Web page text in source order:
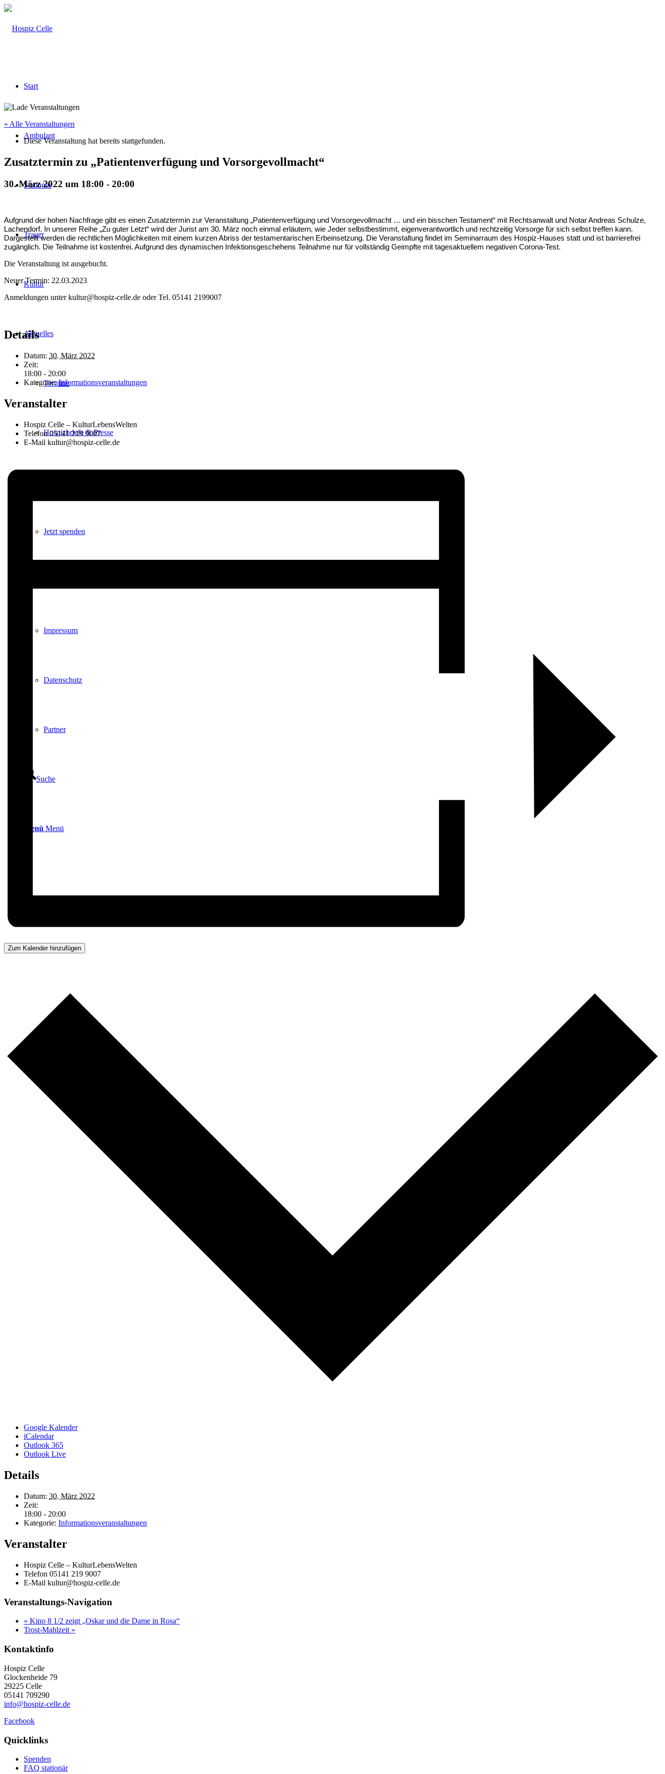
Start
Ambulant
Stationär
Trauer
Kultur
Aktuelles
Termine
Hospizbriefe & Presse
Jetzt spenden
Impressum
Datenschutz
Partner
Suche
Menü Menü
« Alle Veranstaltungen
Diese Veranstaltung hat bereits stattgefunden.
Zusatztermin zu „Patientenverfügung und Vorsorgevollmacht“
30. März 2022 um 18:00 - 20:00
Aufgrund der hohen Nachfrage gibt es einen Zusatztermin zur Veranstaltung „Patientenverfügung und Vorsorgevollmacht … und ein bisschen Testament“ mit Rechtsanwalt und Notar Andreas Schulze,
Lachendorf. In unserer Reihe „Zu guter Letzt“ wird der Jurist am 30. März noch einmal erläutern, wie Jeder selbstbestimmt, eigenverantwortlich und rechtzeitig Vorsorge für sich selbst treffen kann.
Dargestellt werden die rechtlichen Möglichkeiten mit einem kurzen Abriss der testamentarischen Erbeinsetzung. Die Veranstaltung findet im Seminarraum des Hospiz-Hauses statt und ist barrierefrei
zugänglich. Die Teilnahme ist kostenfrei. Aufgrund des dynamischen Infektionsgeschehens Teilnahme nur für vollständig Geimpfte mit tagesaktuellem negativen Corona-Test.
Die Veranstaltung ist ausgebucht.
Neuer Termin: 22.03.2023
Anmeldungen unter kultur@hospiz-celle.de oder Tel. 05141 2199007
Details
Datum: 30. März 2022
Zeit:
18:00 - 20:00
Kategorie: Informationsveranstaltungen
Veranstalter
Hospiz Celle – KulturLebensWelten
Telefon05141 219 9007
E-Mail kultur@hospiz-celle.de
Zum Kalender hinzufügen
Google Kalender
iCalendar
Outlook 365
Outlook Live
Details
Datum: 30. März 2022
Zeit:
18:00 - 20:00
Kategorie: Informationsveranstaltungen
Veranstalter
Hospiz Celle – KulturLebensWelten
Telefon 05141 219 9007
E-Mail kultur@hospiz-celle.de
Veranstaltungs-Navigation
« Kino 8 1/2 zeigt „Oskar und die Dame in Rosa“
Trost-Mahlzeit »
Kontaktinfo
Hospiz Celle
Glockenheide 79
29225 Celle
05141 709290
info@hospiz-celle.de
Facebook
Quicklinks
Spenden
FAQ stationär